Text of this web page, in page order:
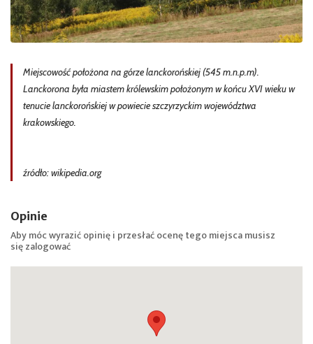
Miejscowość położona na górze lanckorońskiej (545 m.n.p.m).
Lanckorona była miastem królewskim położonym w końcu XVI wieku w
tenucie lanckorońskiej w powiecie szczyrzyckim województwa
krakowskiego.
źródło: wikipedia.org
Opinie
Aby móc wyrazić opinię i przesłać ocenę tego miejsca musisz
sięzalogować